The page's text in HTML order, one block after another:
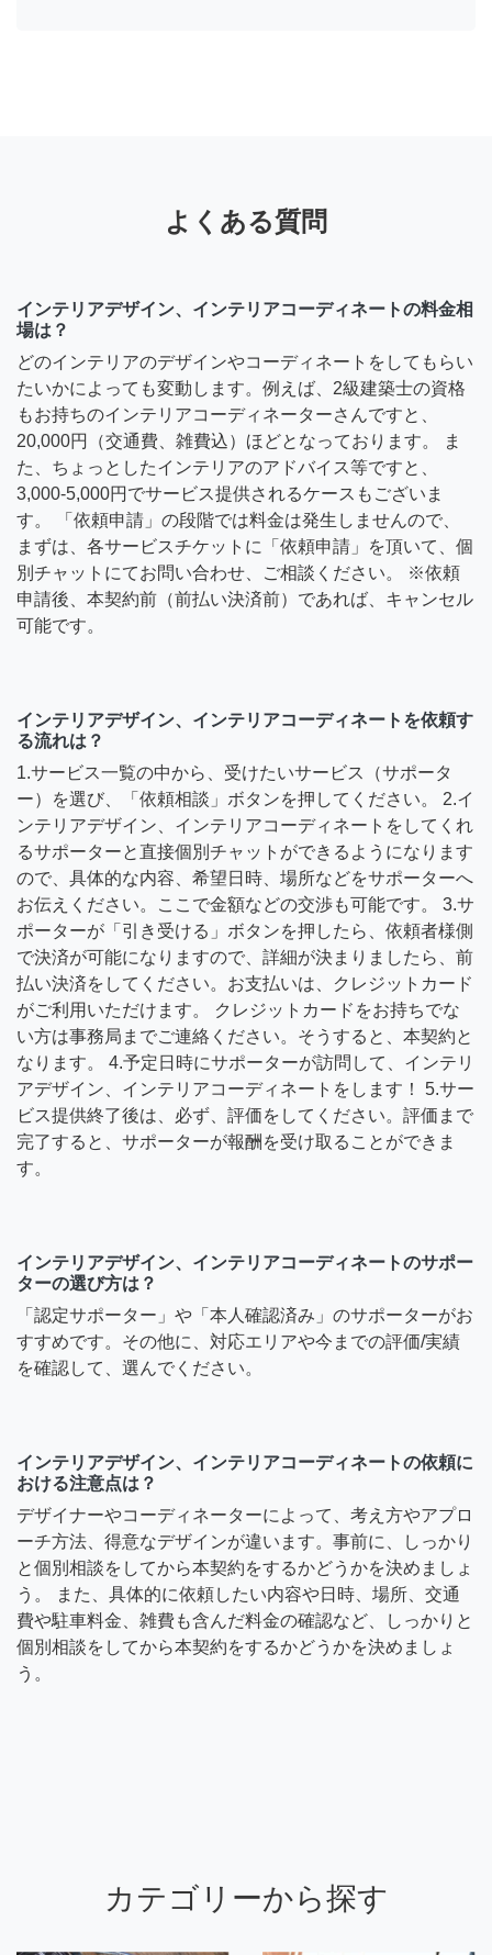
よくある質問
インテリアデザイン、インテリアコーディネートの料金相
場は？
どのインテリアのデザインやコーディネートをしてもらい
たいかによっても変動します。例えば、2級建築士の資格
もお持ちのインテリアコーディネーターさんですと、
20,000円（交通費、雑費込）ほどとなっております。 ま
た、ちょっとしたインテリアのアドバイス等ですと、
3,000-5,000円でサービス提供されるケースもございま
す。 「依頼申請」の段階では料金は発生しませんので、
まずは、各サービスチケットに「依頼申請」を頂いて、個
別チャットにてお問い合わせ、ご相談ください。 ※依頼
申請後、本契約前（前払い決済前）であれば、キャンセル
可能です。
インテリアデザイン、インテリアコーディネートを依頼す
る流れは？
1.サービス一覧の中から、受けたいサービス（サポータ
ー）を選び、「依頼相談」ボタンを押してください。 2.イ
ンテリアデザイン、インテリアコーディネートをしてくれ
るサポーターと直接個別チャットができるようになります
ので、具体的な内容、希望日時、場所などをサポーターへ
お伝えください。ここで金額などの交渉も可能です。 3.サ
ポーターが「引き受ける」ボタンを押したら、依頼者様側
で決済が可能になりますので、詳細が決まりましたら、前
払い決済をしてください。お支払いは、クレジットカード
がご利用いただけます。 クレジットカードをお持ちでな
い方は事務局までご連絡ください。そうすると、本契約と
なります。 4.予定日時にサポーターが訪問して、インテリ
アデザイン、インテリアコーディネートをします！ 5.サー
ビス提供終了後は、必ず、評価をしてください。評価まで
完了すると、サポーターが報酬を受け取ることができま
す。
インテリアデザイン、インテリアコーディネートのサポー
ターの選び方は？
「認定サポーター」や「本人確認済み」のサポーターがお
すすめです。その他に、対応エリアや今までの評価/実績
を確認して、選んでください。
インテリアデザイン、インテリアコーディネートの依頼に
おける注意点は？
デザイナーやコーディネーターによって、考え方やアプロ
ーチ方法、得意なデザインが違います。事前に、しっかり
と個別相談をしてから本契約をするかどうかを決めましょ
う。 また、具体的に依頼したい内容や日時、場所、交通
費や駐車料金、雑費も含んだ料金の確認など、しっかりと
個別相談をしてから本契約をするかどうかを決めましょ
う。
カテゴリーから探す